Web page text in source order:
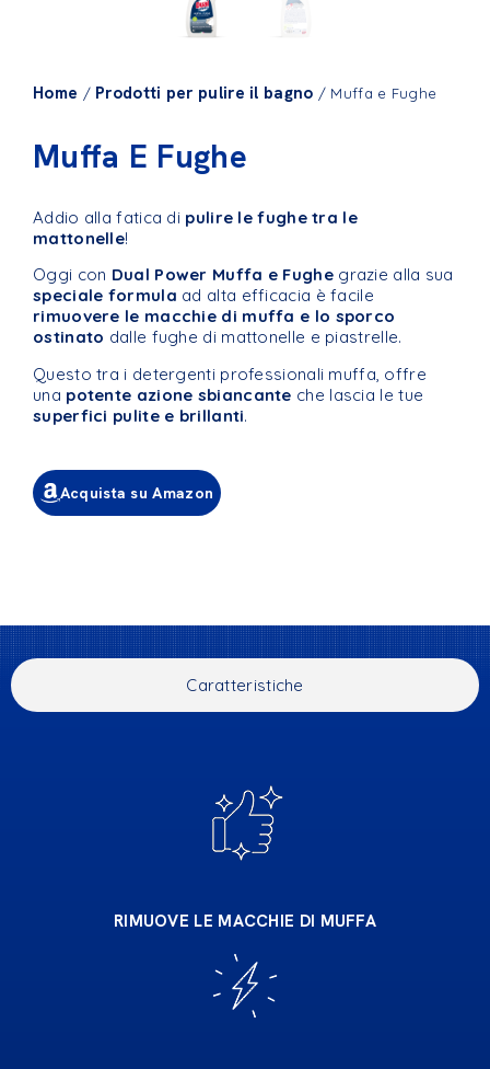
Home / Prodotti per pulire il bagno / Muffa e Fughe
Muffa E Fughe
Addio alla fatica di pulire le fughe tra le
mattonelle!
Oggi con Dual Power Muffa e Fughegrazie alla sua
speciale formula ad alta efficacia è facile
rimuovere le macchie di muffa e lo sporco
ostinato dalle fughe di mattonelle e piastrelle.
Questo tra i detergenti professionali muffa, offre
una potente azione sbiancante che lascia le tue
superfici pulite e brillanti.
Acquista su Amazon
Caratteristiche
RIMUOVE LE MACCHIE DI MUFFA